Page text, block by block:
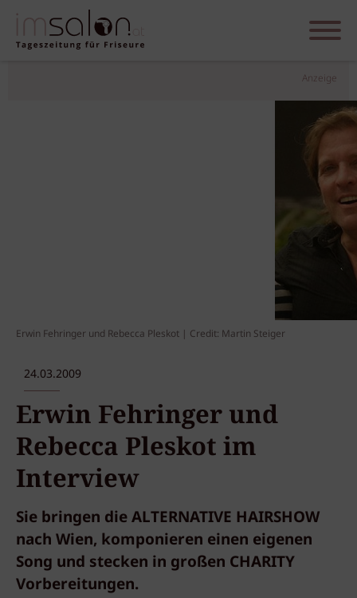
Anzeige
Erwin Fehringer und Rebecca Pleskot | Credit: Martin Steiger
24.03.2009
Erwin Fehringer und
Rebecca Pleskot im
Interview
Sie bringen die ALTERNATIVE HAIRSHOW
nach Wien, komponieren einen eigenen
Song und stecken in großen CHARITY
Vorbereitungen.